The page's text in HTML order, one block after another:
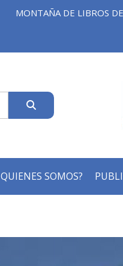
MONTAÑA DE LIBROS
QUIENES SOMOS?